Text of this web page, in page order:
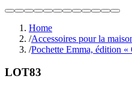
Home
/Accessoires pour la
/Pochette Emma, édition «
LOT83